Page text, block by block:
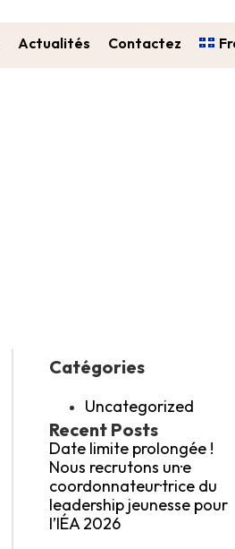
Actualités Contactez
Catégories
Uncategorized
Recent Posts
Date limite prolongée !
Nous recrutons un·e
coordonnateur·trice du
leadership jeunesse pour
l’IÉA 2026